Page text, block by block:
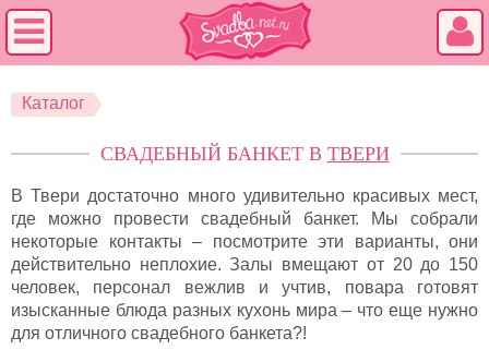
Каталог
СВАДЕБНЫЙ БАНКЕТ В ТВЕРИ
В Твери достаточно много удивительно красивых мест,
где можно провести свадебный банкет. Мы собрали
некоторые контакты – посмотрите эти варианты, они
действительно неплохие. Залы вмещают от 20 до 150
человек, персонал вежлив и учтив, повара готовят
изысканные блюда разных кухонь мира – что еще нужно
для отличного свадебного банкета?!